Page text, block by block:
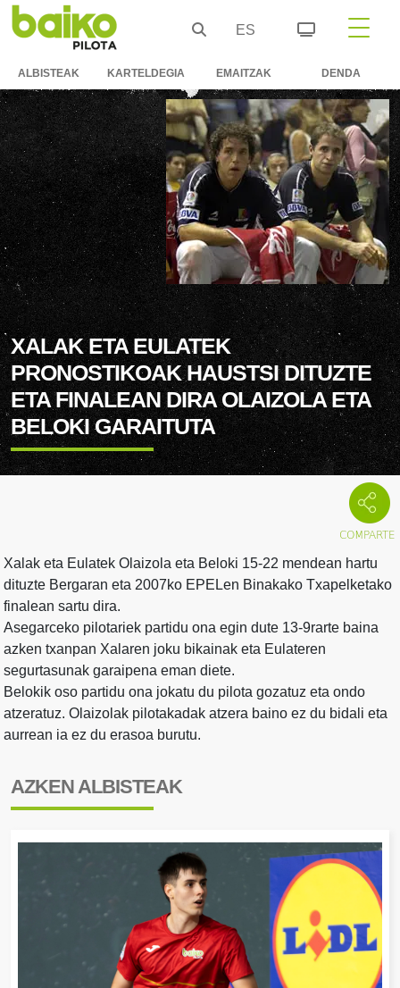
ES
ALBISTEAK KARTELDEGIA EMAITZAK DENDA
XALAK ETA EULATEK
PRONOSTIKOAK HAUSTSI DITUZTE
ETA FINALEAN DIRA OLAIZOLA ETA
BELOKI GARAITUTA
Xalak eta Eulatek Olaizola eta Beloki 15-22 mendean hartu
dituzte Bergaran eta 2007ko EPELen Binakako Txapelketako
finalean sartu dira.
Asegarceko pilotariek partidu ona egin dute 13-9rarte baina
azken txanpan Xalaren joku bikainak eta Eulateren
segurtasunak garaipena eman diete.
Belokik oso partidu ona jokatu du pilota gozatuz eta ondo
atzeratuz. Olaizolak pilotakadak atzera baino ez du bidali eta
aurrean ia ez du erasoa burutu.
AZKEN ALBISTEAK